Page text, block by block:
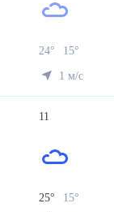
24° 15°
1 м/с
11
25° 15°